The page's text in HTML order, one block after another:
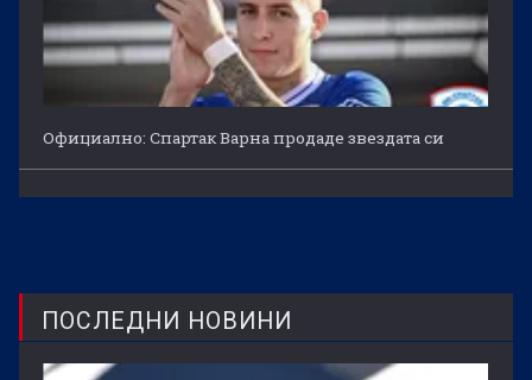
Официално: Спартак Варна продаде звездата си
ПОСЛЕДНИ НОВИНИ